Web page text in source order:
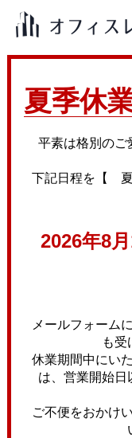
夏季休
平素は格別のご
下記日程を【
2026年8
メールフォーム
も受
休業期間中にい
は、営業開始日
ご不便をおかけ